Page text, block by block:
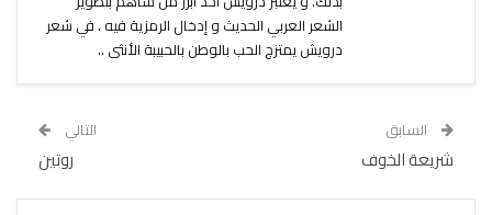
الشعر العربي الحديث و إدخال الرمزية فيه . في شعر
درويش يمتزج الحب بالوطن بالحبيبة الأنثى ..
السابق
شريعة الخوف
التالي
روتين